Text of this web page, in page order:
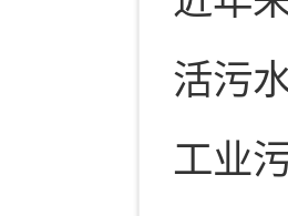
活污
工业